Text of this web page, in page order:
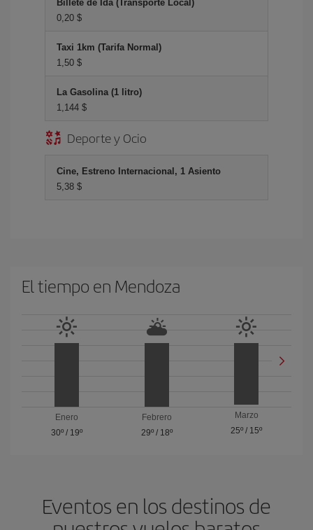
Billete de Ida (Transporte Local)
0,20 $
Taxi 1km (Tarifa Normal)
1,50 $
La Gasolina (1 litro)
1,144 $
Deporte y Ocio
Cine, Estreno Internacional, 1 Asiento
5,38 $
El tiempo en Mendoza
Enero
30º/ 19º
Febrero
29º/ 18º
Marzo
25º / 15º
Eventos en los destinos de